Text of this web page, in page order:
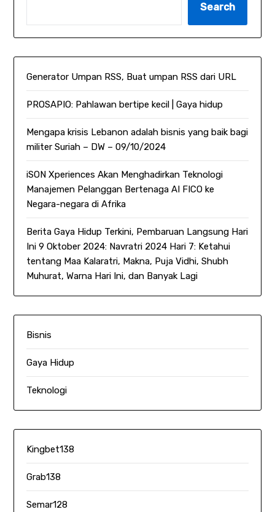
Search
Generator Umpan RSS, Buat umpan RSS dari URL
PROSAPIO: Pahlawan bertipe kecil | Gaya hidup
Mengapa krisis Lebanon adalah bisnis yang baik bagi
militer Suriah – DW – 09/10/2024
iSON Xperiences Akan Menghadirkan Teknologi
Manajemen Pelanggan Bertenaga AI FICO ke
Negara-negara di Afrika
Berita Gaya Hidup Terkini, Pembaruan Langsung Hari
Ini 9 Oktober 2024: Navratri 2024 Hari 7: Ketahui
tentang Maa Kalaratri, Makna, Puja Vidhi, Shubh
Muhurat, Warna Hari Ini, dan Banyak Lagi
Bisnis
Gaya Hidup
Teknologi
Kingbet138
Grab138
Semar128